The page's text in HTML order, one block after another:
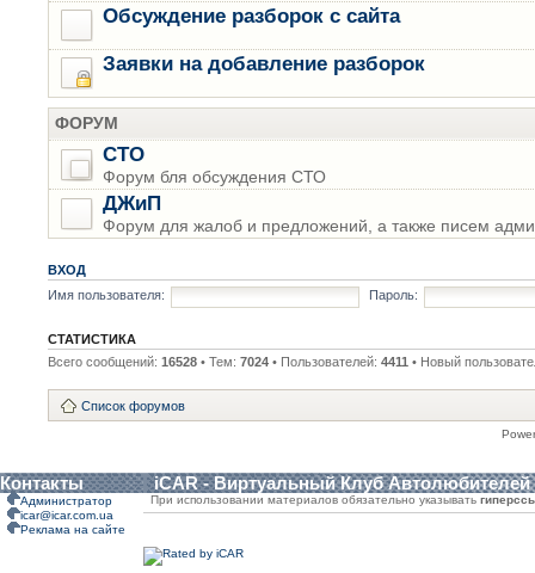
Обсуждение разборок с сайта
Заявки на добавление разборок
ФОРУМ
СТО
Форум бля обсуждения СТО
ДЖиП
Форум для жалоб и предложений, а также писем
ВХОД
Имя пользователя:
Пароль:
СТАТИСТИКА
Всего сообщений: 16528 • Тем: 7024 • Пользователей: 4411 • Новый
Список форумов
Контакты iCAR - Виртуальный Клуб Автолюбителей
Администратор
icar@icar.com.ua
Реклама на сайте
При использовании материалов обязательно указывать